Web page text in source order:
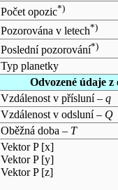
Počet opozic*)
Pozorována v letech*)
Poslední pozorování*)
Typ planetky
Odvozené údaje
Vzdálenost v přísluní – q
Vzdálenost v odsluní – Q
Oběžná doba – T
Vektor P [x]
Vektor P [y]
Vektor P [z]